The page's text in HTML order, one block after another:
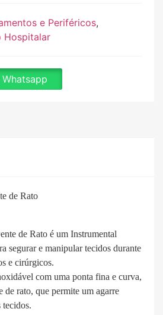
e Periféricos,
Hospitalar
de Rato
de Rato é um Instrumental
segurar e manipular tecidos durante
e cirúrgicos.
com uma ponta fina e curva,
de rato, que permite um agarre
tecidos.